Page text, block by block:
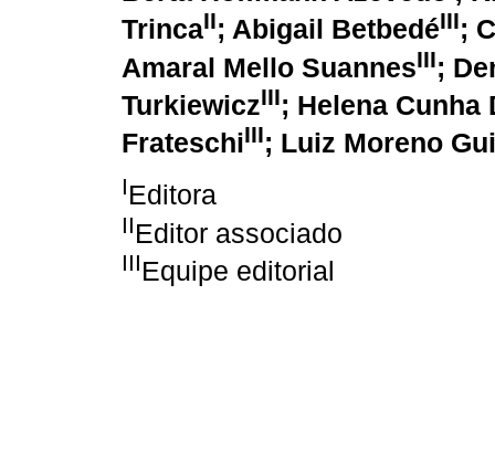
TrincaII; Abigail BetbedéIII;
Amaral Mello SuannesIII;
TurkiewiczIII; Helena Cunha
FrateschiIII; Luiz Moreno
IEditora
IIEditor associado
IIIEquipe editorial